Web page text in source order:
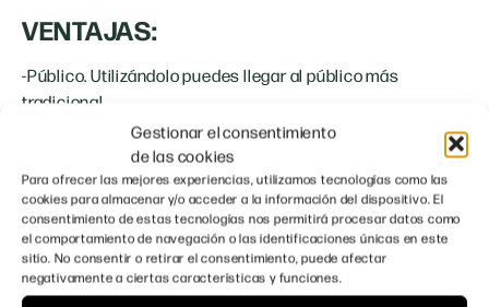
Gestionar el consentimiento
de las cookies
Para ofrecer las mejores experiencias, utilizamos tecnologías como las
cookies para almacenar y/o acceder a la información del dispositivo. El
consentimiento de estas tecnologías nos permitirá procesar datos como
el comportamiento de navegación o las identificaciones únicas en este
sitio. No consentir o retirar el consentimiento, puede afectar
negativamente a ciertas características y funciones.
VENTAJAS:
-Público. Utilizándolo puedes llegar al público más
tradicional.
-Cara a cara. Puedes optar por esta estrategia para
interactuar directamente con tus consumidores, lo que
humaniza a la empresa.
DESVENTAJAS:
-No es medible. A diferencia del digital, con el marketing
tradicional no puedes comprobar si las personas han